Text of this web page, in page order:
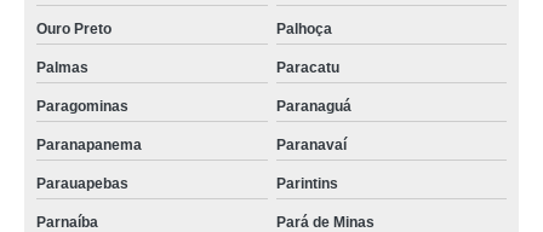
Ouro Preto Palhoça
Palmas Paracatu
Paragominas Paranaguá
Paranapanema Paranavaí
Parauapebas Parintins
Parnaíba Pará de Minas